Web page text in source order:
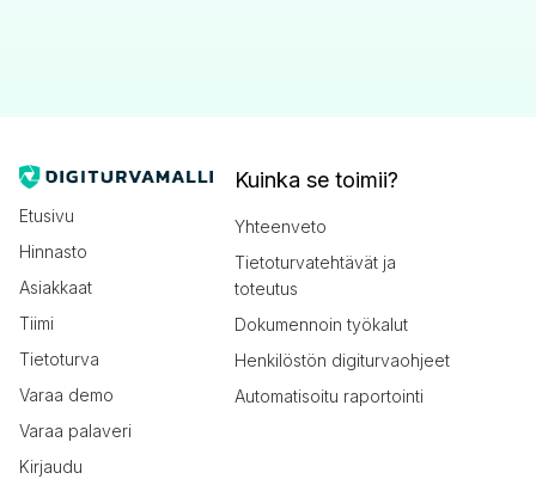
Etusivu
Hinnasto
Asiakkaat
Tiimi
Tietoturva
Varaa demo
Varaa palaveri
Kirjaudu
Kuinka se toimii?
Yhteenveto
Tietoturvatehtävät ja
toteutus
Dokumennoin työkalut
Henkilöstön digiturvaohjeet
Automatisoitu raportointi